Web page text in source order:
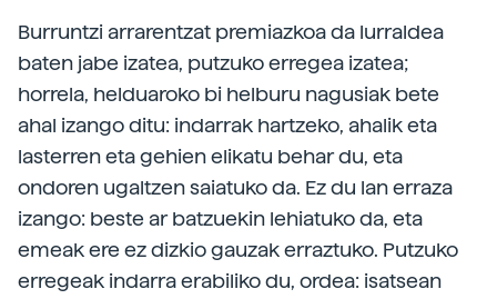
Burruntzi arrarentzat premiazkoa da lurraldea
baten jabe izatea, putzuko erregea izatea;
horrela, helduaroko bi helburu nagusiak bete
ahal izango ditu: indarrak hartzeko, ahalik eta
lasterren eta gehien elikatu behar du, eta
ondoren ugaltzen saiatuko da. Ez du lan erraza
izango: beste ar batzuekin lehiatuko da, eta
emeak ere ez dizkio gauzak erraztuko. Putzuko
erregeak indarra erabiliko du, ordea: isatsean